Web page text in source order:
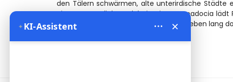
den Tälern schwärmen, alte unterirdische Städte
ein unvergessliches Erlebnis. Bien Cappadocia
und Erinnerungen zu schaffen, die ein Leben lang
✦KI-Assistent ×